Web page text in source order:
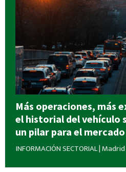
Más operaciones, más
el historial del vehículo
un pilar para el
INFORMACIÓN SECTORIAL|Madrid